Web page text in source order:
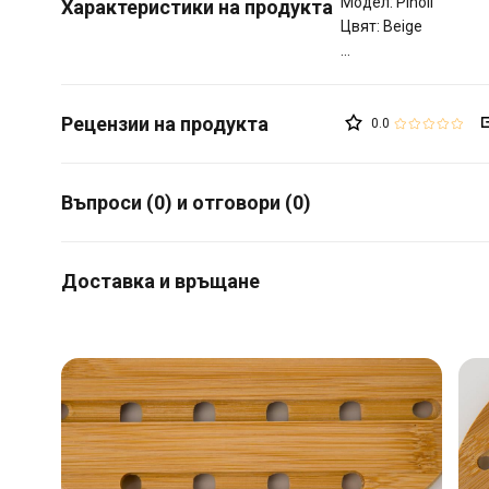
Характеристики на продукта
Цвят: Beige
0.0
Въпроси (0) и отговори (0)
Доставка и връщане